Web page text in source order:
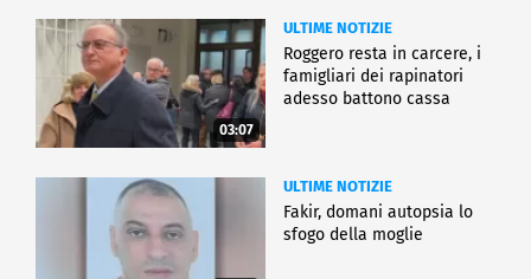
03:07
ULTIME NOTIZIE
Roggero resta in carcere, i
famigliari dei rapinatori
adesso battono cassa
ULTIME NOTIZIE
Fakir, domani autopsia lo
sfogo della moglie